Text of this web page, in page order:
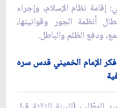
إقامة نظام الإسلام، وإجراء
أنظمة الجور وقوانينها،
ودفع الظلم والباطل.
الإمام الخميني قدس سره